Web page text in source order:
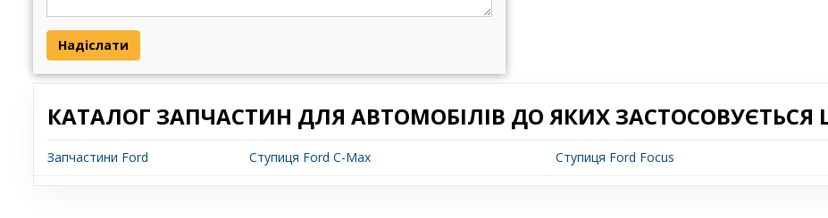
Надіслати
КАТАЛОГ ЗАПЧАСТИН ДЛЯ АВТОМОБІЛІВ ДО ЯКИХ ЗАСТОСОВУЄТЬСЯ
Запчастини Ford Ступиця Ford C-Max Ступиця Ford Focus